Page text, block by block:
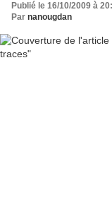
Publié le 16/10/2009 à
Par nanougdan